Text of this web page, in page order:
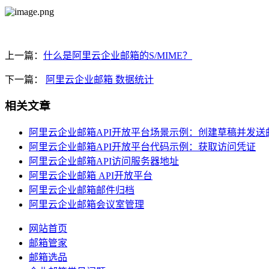
上一篇： 什么是阿里云企业邮箱的S/MIME？
下一篇： 阿里云企业邮箱 数据统计
相关文章
阿里云企业邮箱API开放平台场景示例：创建草稿并发送
阿里云企业邮箱API开放平台代码示例：获取访问凭证
阿里云企业邮箱API访问服务器地址
阿里云企业邮箱 API开放平台
阿里云企业邮箱邮件归档
阿里云企业邮箱会议室管理
网站首页
邮箱管家
邮箱选品